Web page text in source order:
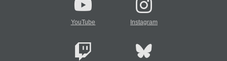
YouTube Instagram